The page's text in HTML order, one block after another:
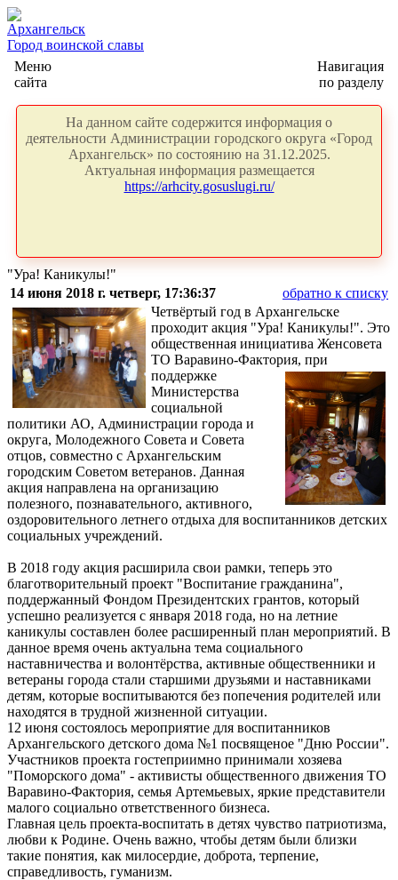
Архангельск
Город воинской славы
Меню
сайта
Навигация
по разделу
На данном сайте содержится информация о
деятельности Администрации городского округа «Город
Архангельск» по состоянию на 31.12.2025.
Актуальная информация размещается
https://arhcity.gosuslugi.ru/
"Ура! Каникулы!"
14 июня 2018 г. четверг, 17:36:37
обратно к списку
Четвёртый год в Архангельске
проходит акция "Ура! Каникулы!". Это
общественная инициатива Женсовета
ТО Варавино-Фактория, при
поддержке
Министерства
социальной
политики АО, Администрации города и
округа, Молодежного Совета и Совета
отцов, совместно с Архангельским
городским Советом ветеранов. Данная
акция направлена на организацию
полезного, познавательного, активного,
оздоровительного летнего отдыха для воспитанников детских
социальных учреждений.
В 2018 году акция расширила свои рамки, теперь это
благотворительный проект "Воспитание гражданина",
поддержанный Фондом Президентских грантов, который
успешно реализуется с января 2018 года, но на летние
каникулы составлен более расширенный план мероприятий. В
данное время очень актуальна тема социального
наставничества и волонтёрства, активные общественники и
ветераны города стали старшими друзьями и наставниками
детям, которые воспитываются без попечения родителей или
находятся в трудной жизненной ситуации.
12 июня состоялось мероприятие для воспитанников
Архангельского детского дома №1 посвященое "Дню России".
Участников проекта гостеприимно принимали хозяева
"Поморского дома" - активисты общественного движения ТО
Варавино-Фактория, семья Артемьевых, яркие представители
малого социально ответственного бизнеса.
Главная цель проекта-воспитать в детях чувство патриотизма,
любви к Родине. Очень важно, чтобы детям были близки
такие понятия, как милосердие, доброта, терпение,
справедливость, гуманизм.